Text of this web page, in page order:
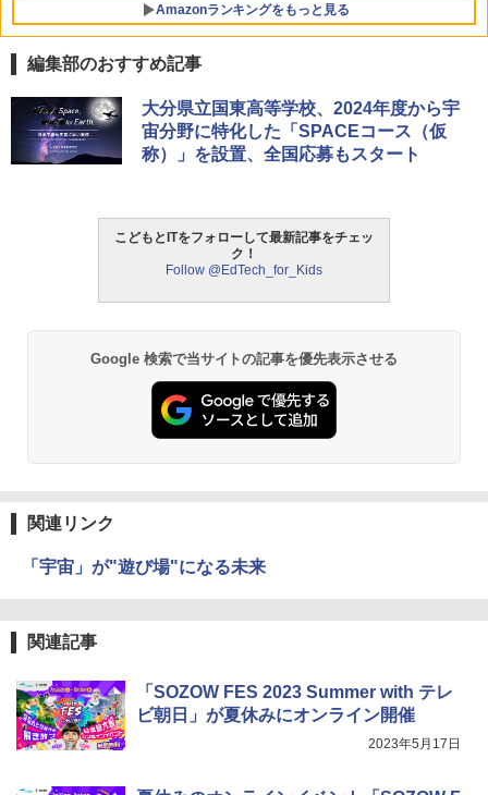
Amazonランキングをもっと見る
1
Amazon Fire HD 10 キッズモデル (10イ
ンチ) ピンク 対象年齢3歳から 数千点の
キッズコンテンツが1年間使い放題
パイロット スイスイおえかき for Study
何回も書ける! れんしゅうボード ひらが
な・カタカナ・すうじ・ABC 3歳以上 知
￥2,073
【くもん出版公式特別セット】くもん出
4
ンツが1年間使い放題
￥26,980
1
タッチペンで音が聞ける!はじめてずかん
1000 英語つき ([バラエティ])
￥5,478
中学英語をもう一度ひとつひとつわかり
やすく。改訂版
￥2,750
仮面ライダー 改造人間 限定ケース版
￥4,290
4
つかめ！理科ダマン 12 最強ロボット決
戦！編
5
みんな大好き！ ヤマザキパン シールBO
OK（重版：10月上旬発送） (TJMOOK)
1
ThinkFun ボードゲーム 「サーキット・
メイズ」 配線回路をプログラミングする
日本語説明書付 8歳~ 76341 誕生日 クリ
スマス
モルカ: 原子・分子に強くなるカードゲ
ーム
物理実験モデル楽器電磁気教材を教える
ダルトンボード/ゴルトンボード物理学、
エンジニアリングキット小さなカート -
エンスツール
￥849
編集部のおすすめ記事
大分県立国東高等学校、2024年度から宇
宙分野に特化した「SPACEコース（仮
称）」を設置、全国応募もスタート
こどもとITをフォローして最新記事をチェッ
ク！
Follow @EdTech_for_Kids
Google 検索で当サイトの記事を優先表示させる
関連リンク
「宇宙」が"遊び場"になる未来
関連記事
「SOZOW FES 2023 Summer with テレ
ビ朝日」が夏休みにオンライン開催
2023年5月17日